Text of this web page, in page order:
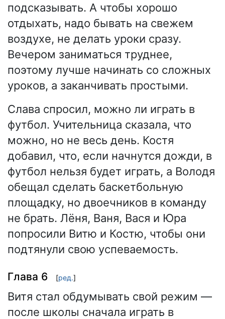
подсказывать. А чтобы хорошо
отдыхать, надо бывать на свежем
воздухе, не делать уроки сразу.
Вечером заниматься труднее,
поэтому лучше начинать со сложных
уроков, а заканчивать простыми.
Слава спросил, можно ли играть в
футбол. Учительница сказала, что
можно, но не весь день. Костя
добавил, что, если начнутся дожди, в
футбол нельзя будет играть, а Володя
обещал сделать баскетбольную
площадку, но двоечников в команду
не брать. Лёня, Ваня, Вася и Юра
попросили Витю и Костю, чтобы они
подтянули свою успеваемость.
Глава 6 [ред.]
Витя стал обдумывать свой режим —
после школы сначала играть в